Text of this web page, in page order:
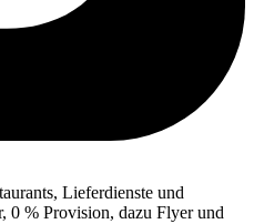
Lieferdienste und
0 % Provision, dazu Flyer und